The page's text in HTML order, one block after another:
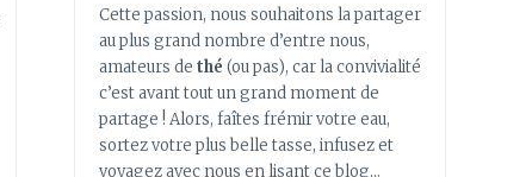
Cette passion, nous souhaitons la partager
au plus grand nombre d’entre nous,
amateurs de thé (ou pas), car la convivialité
c’est avant tout un grand moment de
partage ! Alors, faîtes frémir votre eau,
sortez votre plus belle tasse, infusez et
voyagez avec nous en lisant ce blog…